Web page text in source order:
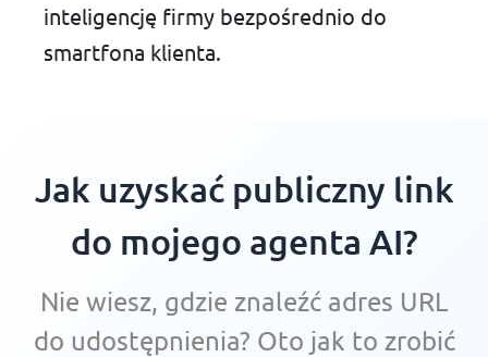
inteligencję firmy bezpośrednio do
smartfona klienta.
Jak uzyskać publiczny link
do mojego agenta AI?
Nie wiesz, gdzie znaleźć adres URL
do udostępnienia? Oto jak to zrobić